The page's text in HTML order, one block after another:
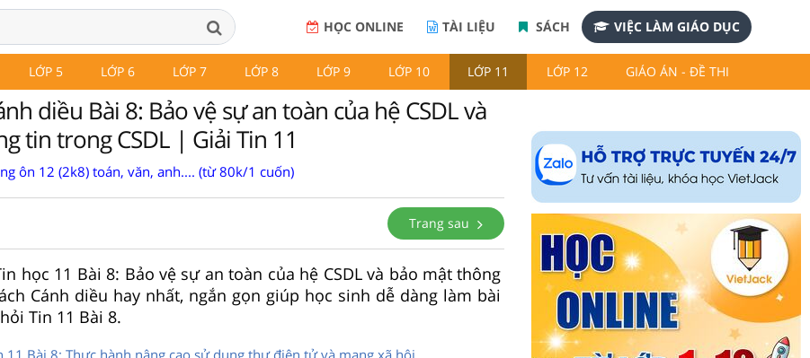
HỌC ONLINE TÀI LIỆU SÁCH VIỆC LÀM GIÁO DỤC
LỚP 5 LỚP 6 LỚP 7 LỚP 8 LỚP 9 LỚP 10 LỚP 11 LỚP 12 GIÁO ÁN - ĐỀ THI
diều Bài 8: Bảo vệ sự an toàn của hệ CSDL và
tin trong CSDL | Giải Tin 11
ôn 12 (2k8) toán, văn, anh.... (từ 80k/1 cuốn)
Trang sau
học 11 Bài 8: Bảo vệ sự an toàn của hệ CSDL và bảo mật thông
Cánh diều hay nhất, ngắn gọn giúp học sinh dễ dàng làm bài
Tin 11 Bài 8.
11 Bài 8: Thực hành nâng cao sử dụng thư điện tử và mạng xã hội